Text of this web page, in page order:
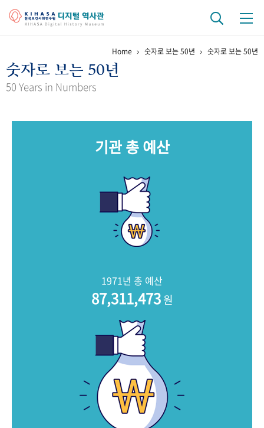
걸어온 길 기관 변천사 역대 기관장
키워드로 보는 연구 역사
문서 기록물 행정박물
Home 숫자로 보는 50년 숫자로 보는 50년
숫자로 보는 50년
50 Years in Numbers
기관 총 예산
1971년 총 예산
87,311,473원